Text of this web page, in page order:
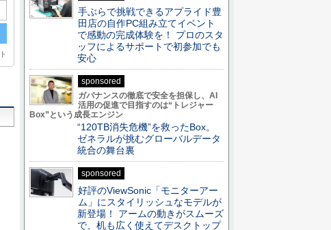
手ぶらで挑戦できるアプライド豊
田店の自作PC組み立てイベント
で感動の完成体験を！ プロのスタ
ッフによるサポートで初参加でも
安心
sponsored
ガバナンスの徹底で安全を担保し、AI
活用の促進で目指すのは“トレジャー
Box”という成長エンジン
“120TB消失危機”を救ったBox。
ゼネラルが挑むグローバルデータ
統合の舞台裏
sponsored
好評のViewSonic「モニターアー
ム」にスタイリッシュなモデルが
新登場！ アームの動きがスムーズ
で、机も広く使えてデスクトップ